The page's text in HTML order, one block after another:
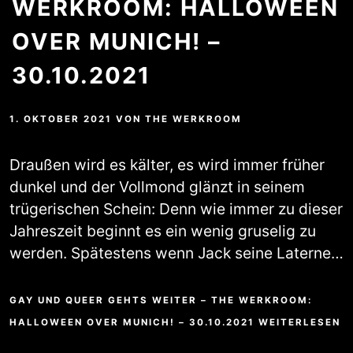
WERKROOM: HALLOWEEN
OVER MUNICH! –
30.10.2021
1. OKTOBER 2021 VON THE WERKROOM
Draußen wird es kälter, es wird immer früher
dunkel und der Vollmond glänzt in seinem
trügerischen Schein: Denn wie immer zu dieser
Jahreszeit beginnt es ein wenig gruselig zu
werden. Spätestens wenn Jack seine Laterne…
GAY UND QUEER GEHTS WEITER – THE WERKROOM:
HALLOWEEN OVER MUNICH! – 30.10.2021 WEITERLESEN